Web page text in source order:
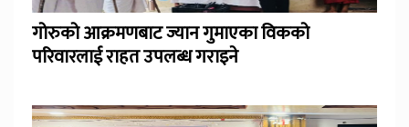
गोरुको आक्रमणबाट ज्यान गुमाएका विकको
परिवारलाई राहत उपलब्ध गराइने